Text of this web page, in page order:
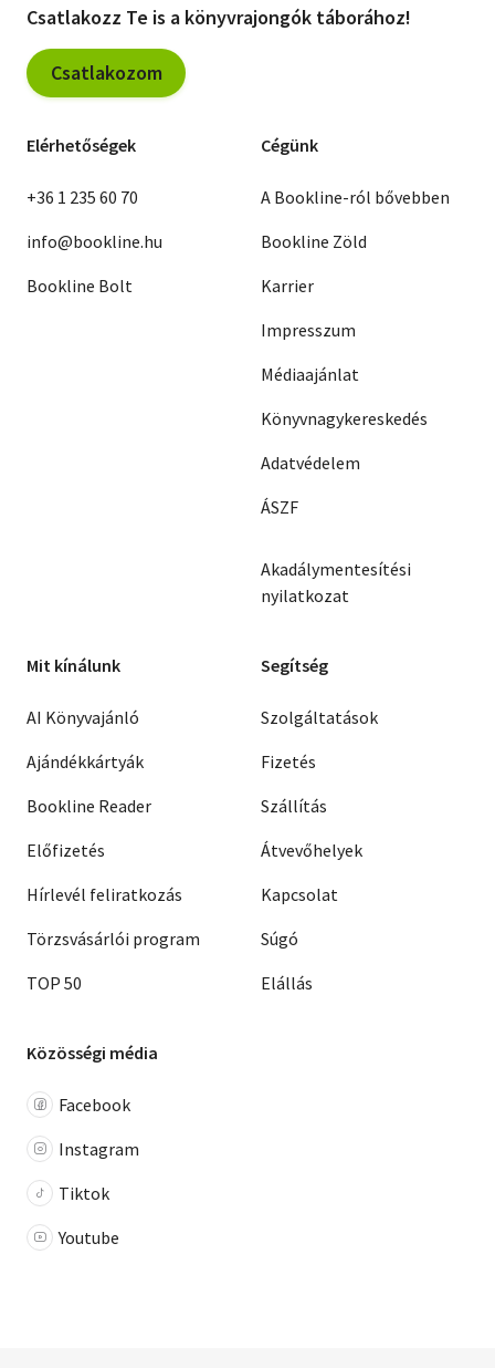
Csatlakozz Te is a könyvrajongók táborához!
Csatlakozom
Elérhetőségek
+36 1 235 60 70
info@bookline.hu
Bookline Bolt
Cégünk
A Bookline-ról bővebben
Bookline Zöld
Karrier
Impresszum
Médiaajánlat
Könyvnagykereskedés
Adatvédelem
ÁSZF
Akadálymentesítési
nyilatkozat
Mit kínálunk
AI Könyvajánló
Ajándékkártyák
Bookline Reader
Előfizetés
Hírlevél feliratkozás
Törzsvásárlói program
TOP 50
Segítség
Szolgáltatások
Fizetés
Szállítás
Átvevőhelyek
Kapcsolat
Súgó
Elállás
Közösségi média
Facebook
Instagram
Tiktok
Youtube